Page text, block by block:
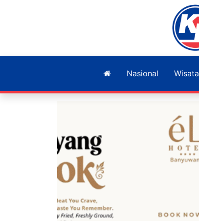
Nasional Wisata